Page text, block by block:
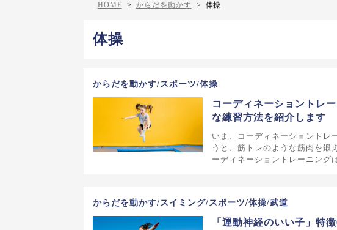
HOME > からだを動かす > 体操
体操
からだを動かす/スポーツ/体操
コーディネーショントレ
な練習方法を紹介します
いま、コーディネーショントレ
うと、筋トレのような筋肉を鍛
ーディネーショントレーニング
からだを動かす/スイミング/スポーツ/体操/武道
「運動神経のいい子」特